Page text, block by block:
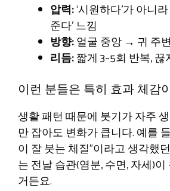
압력:‘시원하다’가 아니
준다’ 느낌
방향:얼굴 중앙 → 귀 주
리듬:짧게 3~5회 반복,
이런 분들은 특히 효과 체감
생활 패턴 때문에 붓기가 자주
만 잡아도 변화가 큽니다. 예를
이 잘 붓는 체질”이라고 생각했
는 전날 습관(염분, 수면, 자세)
거든요.